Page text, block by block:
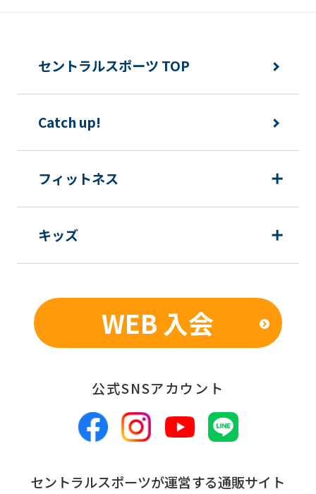
セントラルスポーツ TOP
Catch up!
フィットネス
キッズ
WEB 入会
公式SNSアカウント
セントラルスポーツが運営する通販サイト